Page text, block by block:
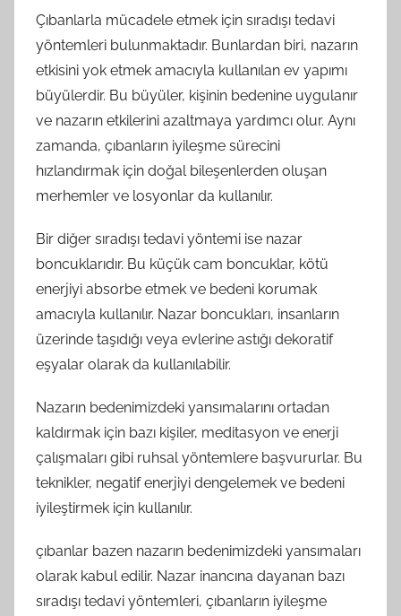
Çıbanlarla mücadele etmek için sıradışı tedavi
yöntemleri bulunmaktadır. Bunlardan biri, nazarın
etkisini yok etmek amacıyla kullanılan ev yapımı
büyülerdir. Bu büyüler, kişinin bedenine uygulanır
ve nazarın etkilerini azaltmaya yardımcı olur. Aynı
zamanda, çıbanların iyileşme sürecini
hızlandırmak için doğal bileşenlerden oluşan
merhemler ve losyonlar da kullanılır.
Bir diğer sıradışı tedavi yöntemi ise nazar
boncuklarıdır. Bu küçük cam boncuklar, kötü
enerjiyi absorbe etmek ve bedeni korumak
amacıyla kullanılır. Nazar boncukları, insanların
üzerinde taşıdığı veya evlerine astığı dekoratif
eşyalar olarak da kullanılabilir.
Nazarın bedenimizdeki yansımalarını ortadan
kaldırmak için bazı kişiler, meditasyon ve enerji
çalışmaları gibi ruhsal yöntemlere başvururlar. Bu
teknikler, negatif enerjiyi dengelemek ve bedeni
iyileştirmek için kullanılır.
çıbanlar bazen nazarın bedenimizdeki yansımaları
olarak kabul edilir. Nazar inancına dayanan bazı
sıradışı tedavi yöntemleri, çıbanların iyileşme